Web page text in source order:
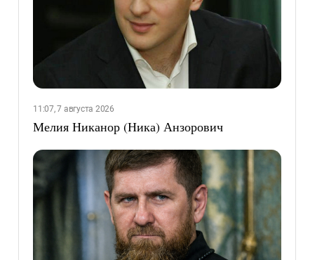
11:07, 7 августа 2026
Мелия Никанор (Ника) Анзорович